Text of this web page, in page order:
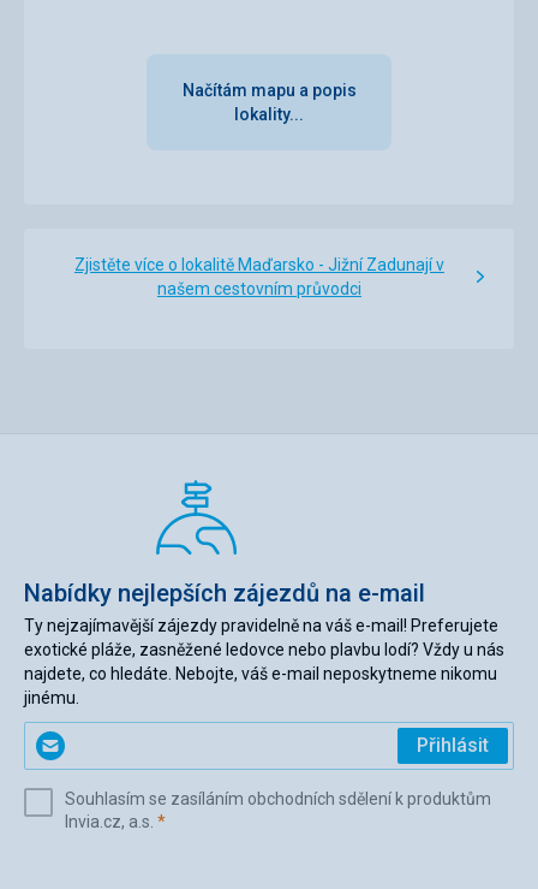
Načítám mapu a popis
lokality...
Zjistěte více o lokalitě Maďarsko - Jižní Zadunají v
našem cestovním průvodci
Nabídky nejlepších zájezdů na e-mail
Ty nejzajímavější zájezdy pravidelně na váš e-mail! Preferujete
exotické pláže, zasněžené ledovce nebo plavbu lodí? Vždy u nás
najdete, co hledáte. Nebojte, váš e-mail neposkytneme nikomu
jinému.
Zadejte
svůj
(povinné)
Přihlásit
Souhlasím se zasíláním obchodních sdělení k produktům
Invia.cz, a.s. *(povinné)